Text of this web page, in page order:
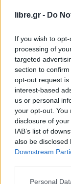
libre.gr - Do
If you wish to
processing of
targeted
section to
opt-out request
interest-based
us or personal
your opt-out. You
disclosure of
IAB’s list of
also be disclosed
Downstream
Personal
Ο πρόεδρος
της προέδρου
μεταξύ άλλων,
κόσμο αλλά
αιχμές για τη
Νέα
Σε νεότερη
Κυριάκος